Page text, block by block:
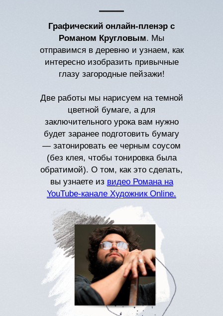
Графический онлайн-пленэр с
Романом Кругловым. Мы
отправимся в деревню и узнаем, как
интересно изобразить привычные
глазу загородные пейзажи!
Две работы мы нарисуем на темной
цветной бумаге, а для
заключительного урока вам нужно
будет заранее подготовить бумагу
— затонировать ее черным соусом
(без клея, чтобы тонировка была
обратимой). О том, как это сделать,
вы узнаете из видео Романа на
YouTube-канале Художник Online.